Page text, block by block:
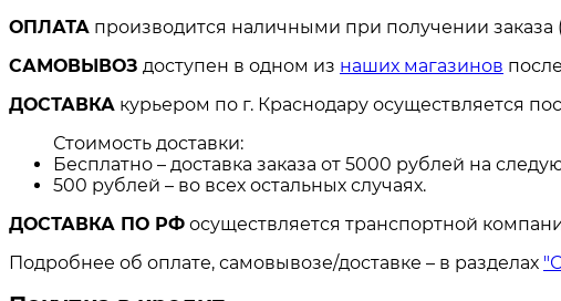
ОПЛАТА производится наличными при получении
САМОВЫВОЗ доступен в одном из наших магазинов
ДОСТАВКА курьером по г. Краснодару осуществляется
Стоимость доставки:
Бесплатно – доставка заказа от 5000 рублей на
500 рублей – во всех остальных случаях.
ДОСТАВКА ПО РФ осуществляется транспортной
Подробнее об оплате, самовывозе/доставке – в разделах